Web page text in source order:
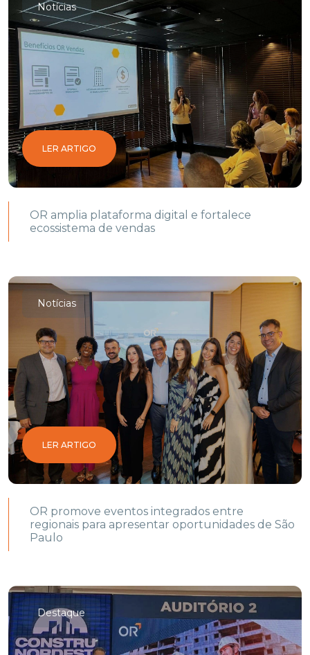
Notícias
LER ARTIGO
OR amplia plataforma digital e fortalece
ecossistema de vendas
Notícias
LER ARTIGO
OR promove eventos integrados entre
regionais para apresentar oportunidades de São
Paulo
Destaque